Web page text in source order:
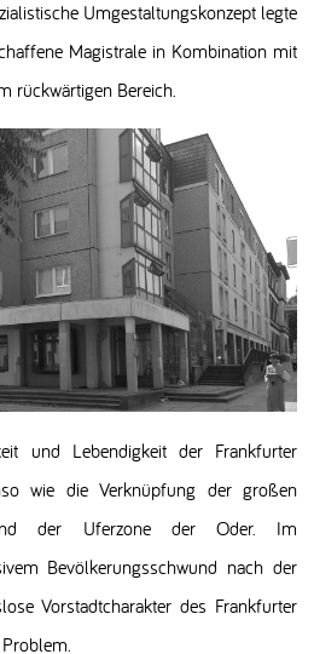
Umgestaltungskonzept legte
Magistrale in Kombination mit
rückwärtigen Bereich.
und Lebendigkeit der Frankfurter
wie die Verknüpfung der großen
der Uferzone der Oder. Im
Bevölkerungsschwund nach der
Vorstadtcharakter des Frankfurter